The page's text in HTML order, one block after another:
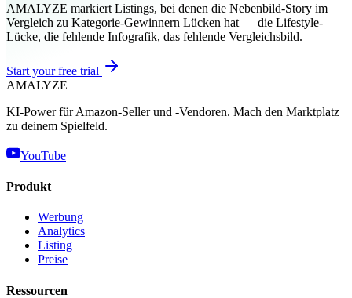
AMALYZE markiert Listings, bei denen die Nebenbild-Story im
Vergleich zu Kategorie-Gewinnern Lücken hat — die Lifestyle-
Lücke, die fehlende Infografik, das fehlende Vergleichsbild.
Start your free trial
AMALYZE
KI-Power für Amazon-Seller und -Vendoren. Mach den Marktplatz
zu deinem Spielfeld.
YouTube
Produkt
Werbung
Analytics
Listing
Preise
Ressourcen